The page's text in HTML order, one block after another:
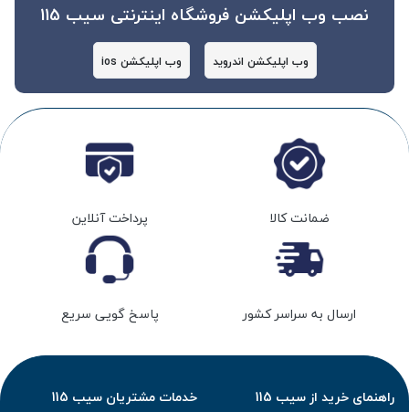
نصب وب اپلیکشن فروشگاه اینترنتی سیب 115
وب اپلیکشن اندروید وب اپلیکشن ios
ضمانت کالا پرداخت آنلاین
ارسال به سراسر کشور پاسخ گویی سریع
راهنمای خرید از سیب 115 خدمات مشتریان سیب 115